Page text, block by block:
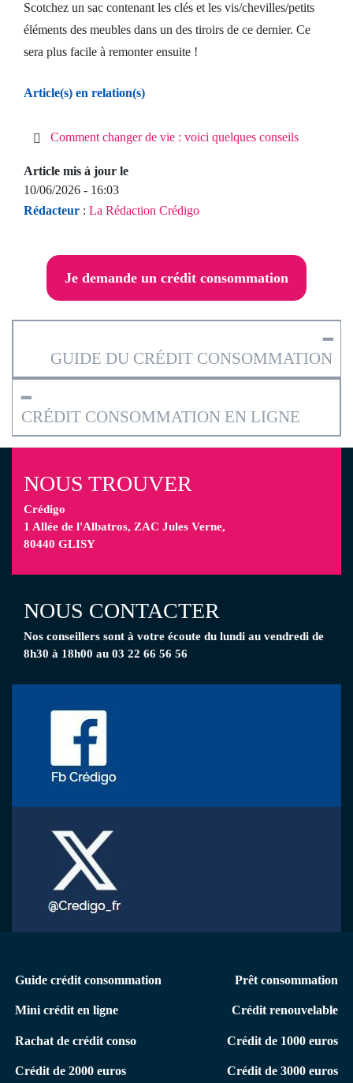
Scotchez un sac contenant les clés et les vis/chevilles/petits
éléments des meubles dans un des tiroirs de ce dernier. Ce
sera plus facile à remonter ensuite !
Article(s) en relation(s)
Comment changer de vie : voici quelques conseils
Article mis à jour le
10/06/2026 - 16:03
Rédacteur : La Rédaction Crédigo
Je demande un crédit consommation
━
GUIDE DU CRÉDIT CONSOMMATION
━
CRÉDIT CONSOMMATION EN LIGNE
NOUS TROUVER
Crédigo
1 Allée de l'Albatros, ZAC Jules Verne,
80440 GLISY
NOUS CONTACTER
Nos conseillers sont à votre écoute du lundi au vendredi de
8h30 à 18h00 au 03 22 66 56 56
Menu
conso
Guide crédit consommation Prêt consommation
Mini crédit en ligne Crédit renouvelable
Rachat de crédit conso Crédit de 1000 euros
Crédit de 2000 euros Crédit de 3000 euros